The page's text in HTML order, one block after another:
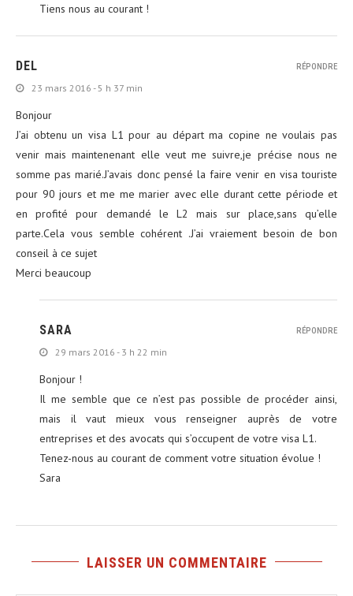
Tiens nous au courant !
DEL
23 mars 2016 - 5 h 37 min
Bonjour
J’ai obtenu un visa L1 pour au départ ma copine ne voulais pas
venir mais maintenenant elle veut me suivre,je précise nous ne
somme pas marié.J’avais donc pensé la faire venir en visa touriste
pour 90 jours et me me marier avec elle durant cette période et
en profité pour demandé le L2 mais sur place,sans qu’elle
parte.Cela vous semble cohérent .J’ai vraiement besoin de bon
conseil à ce sujet
Merci beaucoup
RÉPONDRE
SARA
29 mars 2016 - 3 h 22 min
Bonjour !
Il me semble que ce n’est pas possible de procéder ainsi,
mais il vaut mieux vous renseigner auprès de votre
entreprises et des avocats qui s’occupent de votre visa L1.
Tenez-nous au courant de comment votre situation évolue !
Sara
RÉPONDRE
LAISSER UN COMMENTAIRE